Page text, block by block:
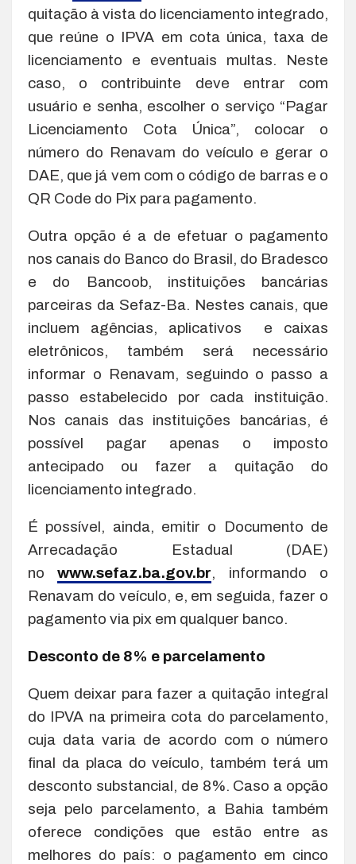
quitação à vista do licenciamento integrado,
que reúne o IPVA em cota única, taxa de
licenciamento e eventuais multas. Neste
caso, o contribuinte deve entrar com
usuário e senha, escolher o serviço “Pagar
Licenciamento Cota Única”, colocar o
número do Renavam do veículo e gerar o
DAE, que já vem com o código de barras e o
QR Code do Pix para pagamento.
Outra opção é a de efetuar o pagamento
nos canais do Banco do Brasil, do Bradesco
e do Bancoob, instituições bancárias
parceiras da Sefaz-Ba. Nestes canais, que
incluem agências, aplicativos e caixas
eletrônicos, também será necessário
informar o Renavam, seguindo o passo a
passo estabelecido por cada instituição.
Nos canais das instituições bancárias, é
possível pagar apenas o imposto
antecipado ou fazer a quitação do
licenciamento integrado.
É possível, ainda, emitir o Documento de
Arrecadação Estadual (DAE)
nowww.sefaz.ba.gov.br, informando o
Renavam do veículo, e, em seguida, fazer o
pagamento via pix em qualquer banco.
Desconto de 8% e parcelamento
Quem deixar para fazer a quitação integral
do IPVA na primeira cota do parcelamento,
cuja data varia de acordo com o número
final da placa do veículo, também terá um
desconto substancial, de 8%. Caso a opção
seja pelo parcelamento, a Bahia também
oferece condições que estão entre as
melhores do país: o pagamento em cinco